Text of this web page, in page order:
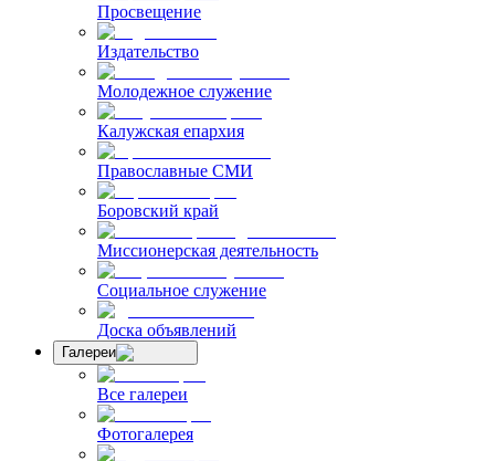
Просвещение
Издательство
Молодежное служение
Калужская епархия
Православные СМИ
Боровский край
Миссионерская деятельность
Социальное служение
Доска объявлений
Галереи
Все галереи
Фотогалерея